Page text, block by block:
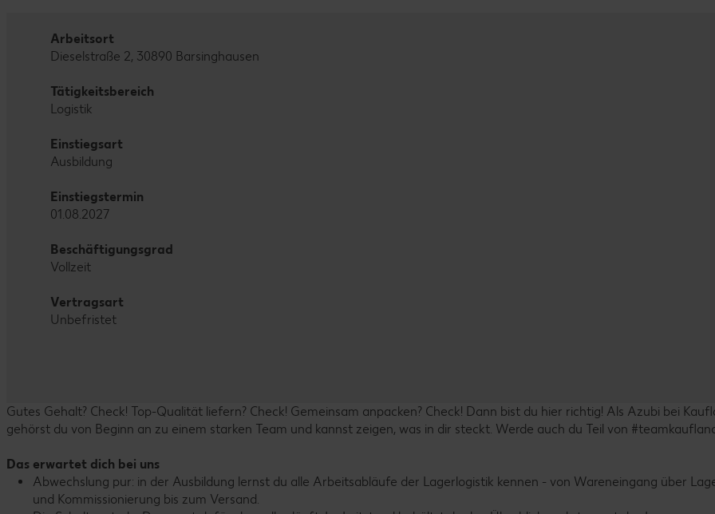
Arbeitsort
Dieselstraße 2, 30890 Barsinghausen
Tätigkeitsbereich
Logistik
Einstiegsart
Ausbildung
Einstiegstermin
01.08.2027
Beschäftigungsgrad
Vollzeit
Vertragsart
Unbefristet
Gutes Gehalt? Check! Top-Qualität liefern? Check! Gemeinsam anpacken? Check! Dann bist du hier richtig! Als Azubi bei
gehörst du von Beginn an zu einem starken Team und kannst zeigen, was in dir steckt. Werde auch du Teil von
Das erwartet dich bei uns
Abwechslung pur: in der Ausbildung lernst du alle Arbeitsabläufe der Lagerlogistik kennen - von Wareneingang über
und Kommissionierung bis zum Versand.